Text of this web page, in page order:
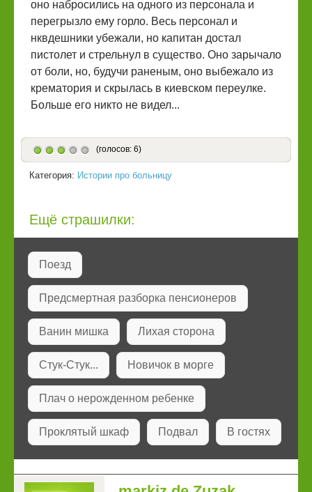
оно набросились на одного из персонала и
перегрызло ему горло. Весь персонал и
нквдешники убежали, но капитан достал
пистолет и стрельнул в существо. Оно зарычало
от боли, но, будучи раненым, оно выбежало из
крематория и скрылась в киевском переулке.
Больше его никто не видел...
(голосов: 6)
Категория: Истории про больницу
Ещё страшилки:
Поезд
Предсмертная разборка пенсионеров
Ванин мишка Лихая сторона
Стук-Стук... Новичок в морге
Плач о нерожденном ребенке
Проклятый шкаф Подвал В гостях